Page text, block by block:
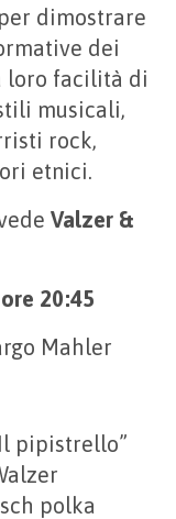
dimostrare
dei
loro facilità di
musicali,
rock,
etnici.
Valzer &
20:45
Mahler
pipistrello”
polka